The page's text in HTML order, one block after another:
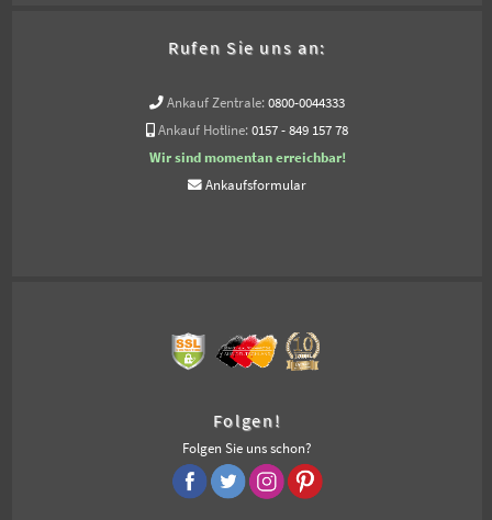
Rufen Sie uns an:
Ankauf Zentrale: 0800-0044333
Ankauf Hotline: 0157 - 849 157 78
Wir sind momentan erreichbar!
Ankaufsformular
Folgen!
Folgen Sie uns schon?